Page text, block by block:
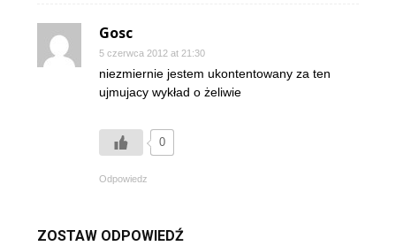
Gosc
5 czerwca 2012 at 21:30
niezmiernie jestem ukontentowany za ten
ujmujacy wykład o żeliwie
0
Odpowiedz
ZOSTAW ODPOWIEDŹ